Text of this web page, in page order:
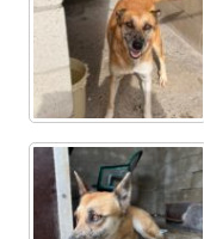
Aktuelles
SALVA News
Reiseberichte
Kreativprojekte